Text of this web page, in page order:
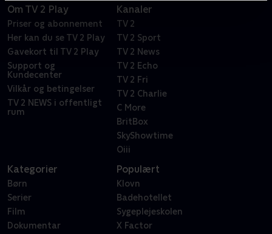
Om TV 2 Play
Priser og abonnement
Her kan du se TV 2 Play
Gavekort til TV 2 Play
Support og
Kundecenter
Vilkår og betingelser
TV 2 NEWS i offentligt
rum
Kanaler
TV 2
TV 2 Sport
TV 2 News
TV 2 Echo
TV 2 Fri
TV 2 Charlie
C More
BritBox
SkyShowtime
Oiii
Kategorier
Børn
Serier
Film
Dokumentar
Populært
Klovn
Badehotellet
Sygeplejeskolen
X Factor